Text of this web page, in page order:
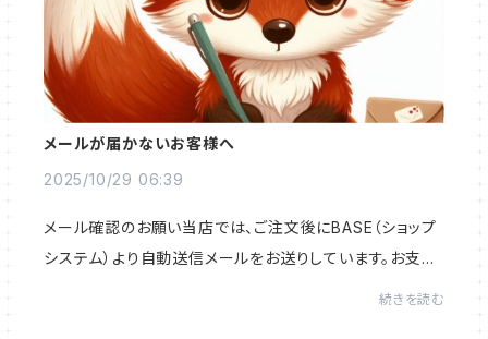
メールが届かないお客様へ
2025/10/29 06:39
メール確認のお願い当店では、ご注文後にBASE（ショップ
システム）より自動送信メールをお送りしています。お支払
続きを読む